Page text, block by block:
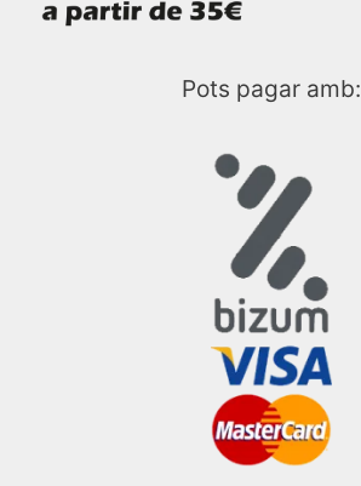
Pots pagar amb: